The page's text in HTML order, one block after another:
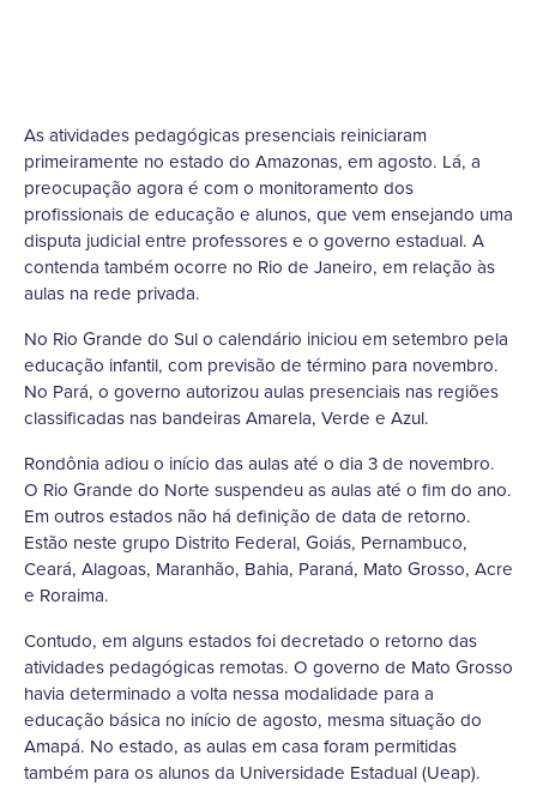
As atividades pedagógicas presenciais reiniciaram
primeiramente no estado do Amazonas, em agosto. Lá, a
preocupação agora é com o monitoramento dos
profissionais de educação e alunos, que vem ensejando uma
disputa judicial entre professores e o governo estadual. A
contenda também ocorre no Rio de Janeiro, em relação às
aulas na rede privada.
No Rio Grande do Sul o calendário iniciou em setembro pela
educação infantil, com previsão de término para novembro.
No Pará, o governo autorizou aulas presenciais nas regiões
classificadas nas bandeiras Amarela, Verde e Azul.
Rondônia adiou o início das aulas até o dia 3 de novembro.
O Rio Grande do Norte suspendeu as aulas até o fim do ano.
Em outros estados não há definição de data de retorno.
Estão neste grupo Distrito Federal, Goiás, Pernambuco,
Ceará, Alagoas, Maranhão, Bahia, Paraná, Mato Grosso, Acre
e Roraima.
Contudo, em alguns estados foi decretado o retorno das
atividades pedagógicas remotas. O governo de Mato Grosso
havia determinado a volta nessa modalidade para a
educação básica no início de agosto, mesma situação do
Amapá. No estado, as aulas em casa foram permitidas
também para os alunos da Universidade Estadual (Ueap).